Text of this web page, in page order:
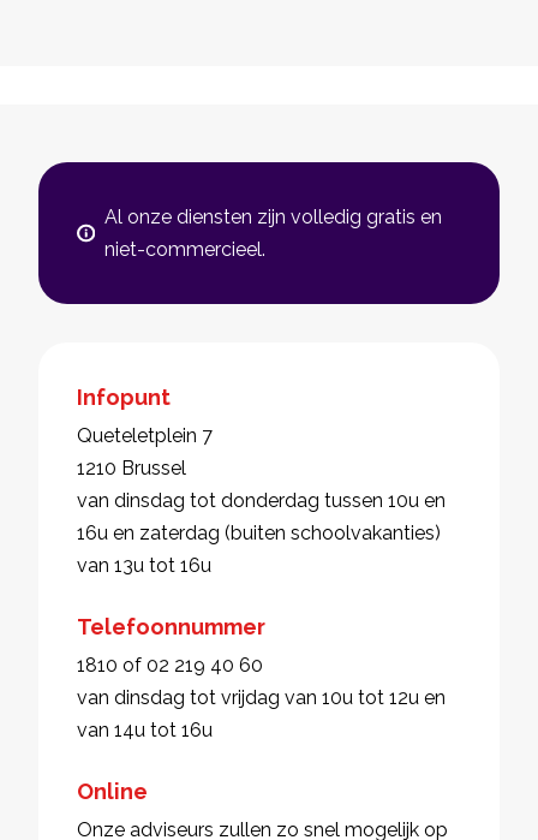
Al onze diensten zijn volledig gratis en
niet-commercieel.
Infopunt
Queteletplein 7
1210 Brussel
van dinsdag tot donderdag tussen 10u en
16u en zaterdag (buiten schoolvakanties)
van 13u tot 16u
Telefoonnummer
1810 of 02 219 40 60
van dinsdag tot vrijdag van 10u tot 12u en
van 14u tot 16u
Online
Onze adviseurs zullen zo snel mogelijk op